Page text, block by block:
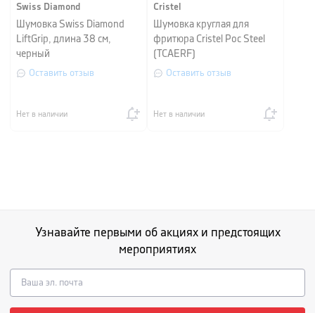
Swiss Diamond
Шумовка Swiss Diamond
LiftGrip, длина 38 см,
черный
Оставить отзыв
Нет в наличии
Cristel
Шумовка круглая для
фритюра Cristel Poc Steel
(TCAERF)
Оставить отзыв
Нет в наличии
Узнавайте первыми об акциях и предстоящих
мероприятиях